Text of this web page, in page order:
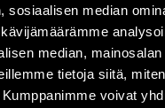
sosiaalisen median
median,
tietoja siitä,
voivat